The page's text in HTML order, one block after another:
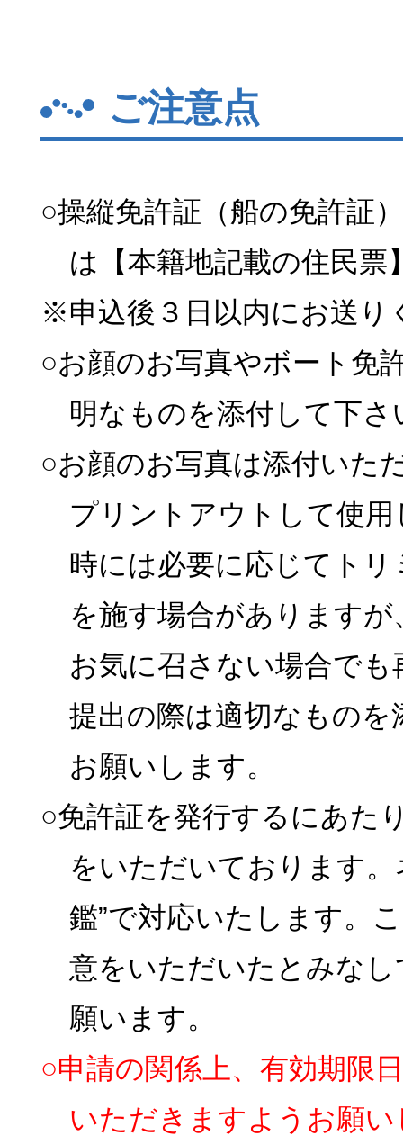
ご注意点
○操縦免許証（船の免許証
は【本籍地記載の住民票
※申込後３日以内にお送り
○お顔のお写真やボート免
明なものを添付して下さ
○お顔のお写真は添付いた
プリントアウトして使用
時には必要に応じてト
を施す場合があります
お気に召さない場合で
提出の際は適切なもの
お願いします。
○免許証を発行するにあた
をいただいております
鑑”で対応いたします。
意をいただいたとみな
願います。
○申請の関係上、有効期限
いただきますようお願